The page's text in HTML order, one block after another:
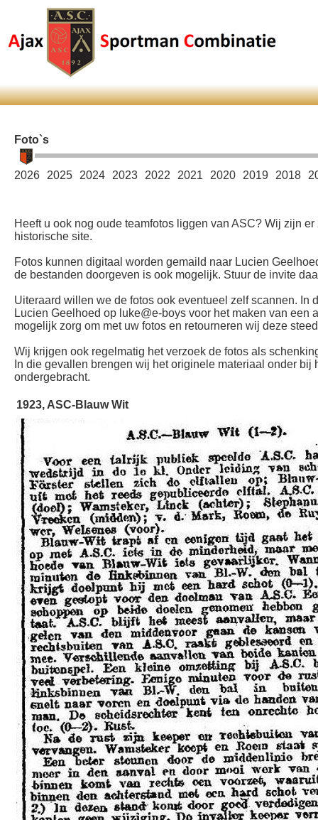
Foto`s
2026 2025 2024 2023 2022 2021 2020 2019 2018
Heeft u ook nog oude teamfotos liggen van ASC? Wij zijn
historische site.
Fotos kunnen digitaal worden gemaild naar Lucien
de bestanden doorgeven is ook mogelijk. Stuur de invite
Uiteraard willen we de fotos ook eventueel zelf scannen.
Lucien Geelhoed op luke@e-boys voor het maken van
mogelijk zorg om met uw fotos en retourneren wij deze
Wij krijgen ook regelmatig het verzoek de fotos als
In die gevallen brengen wij het originele materiaal onder
ondergebracht.
1923, ASC-Blauw Wit